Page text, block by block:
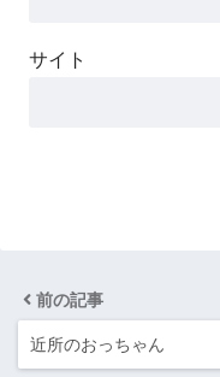
サイト
前の記事
近所のおっちゃん